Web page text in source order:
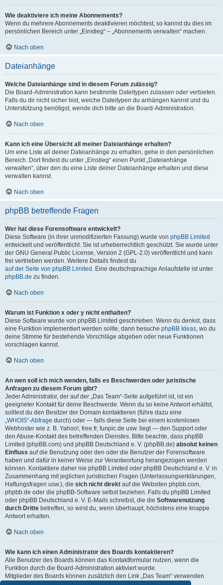
Wie deaktiviere ich meine Abonnements?
Wenn du mehrere Abonnements deaktivieren möchtest, so kannst du dies im
persönlichen Bereich unter „Einstieg“ – „Abonnements verwalten“ machen.
Nach oben
Dateianhänge
Welche Dateianhänge sind in diesem Forum zulässig?
Die Board-Administration kann bestimmte Dateitypen zulassen oder verbieten.
Falls du dir nicht sicher bist, welche Dateitypen du anhängen kannst und du
Unterstützung benötigst, wende dich bitte an die Board-Administration.
Nach oben
Kann ich eine Übersicht all meiner Dateianhänge erhalten?
Um eine Liste all deiner Dateianhänge zu erhalten, gehe in den persönlichen
Bereich. Dort findest du unter „Einstieg“ einen Punkt „Dateianhänge
verwalten“, über den du eine Liste deiner Dateianhänge erhalten und diese
verwalten kannst.
Nach oben
phpBB betreffende Fragen
Wer hat diese Forensoftware entwickelt?
Diese Software (in ihrer unmodifizierten Fassung) wurde von phpBB Limited
entwickelt und veröffentlicht. Sie ist urheberrechtlich geschützt. Sie wurde unter
der GNU General Public License, Version 2 (GPL-2.0) veröffentlicht und kann
frei vertrieben werden. Weitere Details findest du
auf der Seite von phpBB Limited . Eine deutschsprachige Anlaufstelle ist unter
phpBB.de zu finden.
Nach oben
Warum ist Funktion x oder y nicht enthalten?
Diese Software wurde von phpBB Limited geschrieben. Wenn du denkst, dass
eine Funktion implementiert werden sollte, dann besuche phpBB Ideas, wo du
deine Stimme für bestehende Vorschläge abgeben oder neue Funktionen
vorschlagen kannst.
Nach oben
An wen soll ich mich wenden, falls es Beschwerden oder juristische
Anfragen zu diesem Forum gibt?
Jeder Administrator, der auf der „Das Team“-Seite aufgeführt ist, ist ein
geeigneter Kontakt für deine Beschwerde. Wenn du so keine Antwort erhältst,
solltest du den Besitzer der Domain kontaktieren (führe dazu eine
„WHOIS“-Abfrage durch) oder — falls diese Seite bei einem kostenlosen
Webhoster wie z. B. Yahoo!, free.fr, funpic.de usw. liegt — den Support oder
den Abuse-Kontakt des betreffenden Dienstes. Bitte beachte, dass phpBB
Limited (phpBB.com) und phpBB Deutschland e. V. (phpBB.de) absolut keinen
Einfluss auf die Benutzung oder den oder die Benutzer der Forensoftware
haben und dafür in keiner Weise zur Verantwortung herangezogen werden
können. Kontaktiere daher nie phpBB Limited oder phpBB Deutschland e. V. in
Zusammenhang mit jeglichen juristischen Fragen (Unterlassungserklärungen,
Haftungsfragen usw.), die sich nicht direkt auf die Websiten phpbb.com,
phpbb.de oder die phpBB-Software selbst beziehen. Falls du phpBB Limited
oder phpBB Deutschland e. V. E-Mails schreibst, die die Softwarenutzung
durch Dritte betreffen, so wirst du, wenn überhaupt, höchstens eine knappe
Antwort erhalten.
Nach oben
Wie kann ich einen Administrator des Boards kontaktieren?
Alle Benutzer des Boards können das Kontaktformular nutzen, wenn die
Funktion durch die Board-Administration aktiviert wurde.
Mitglieder des Boards können zusätzlich den Link „Das Team“ verwenden.